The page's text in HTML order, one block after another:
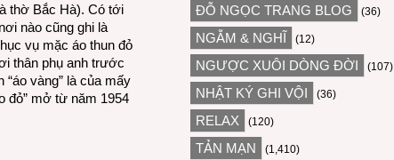
thờ Bắc Hà). Có tới
nào cũng ghi là
vụ mặc áo thun đỏ
thân phụ anh trước
vàng” là của mấy
đỏ” mở từ năm 1954
ĐỖ NGỌC TRANG BLOG (36)
NGẪM & NGHĨ (12)
NGƯỢC XUÔI DÒNG ĐỜI (107)
NHẬT KÝ GHI VỘI (36)
RELAX (120)
TẢN MẠN (1,410)